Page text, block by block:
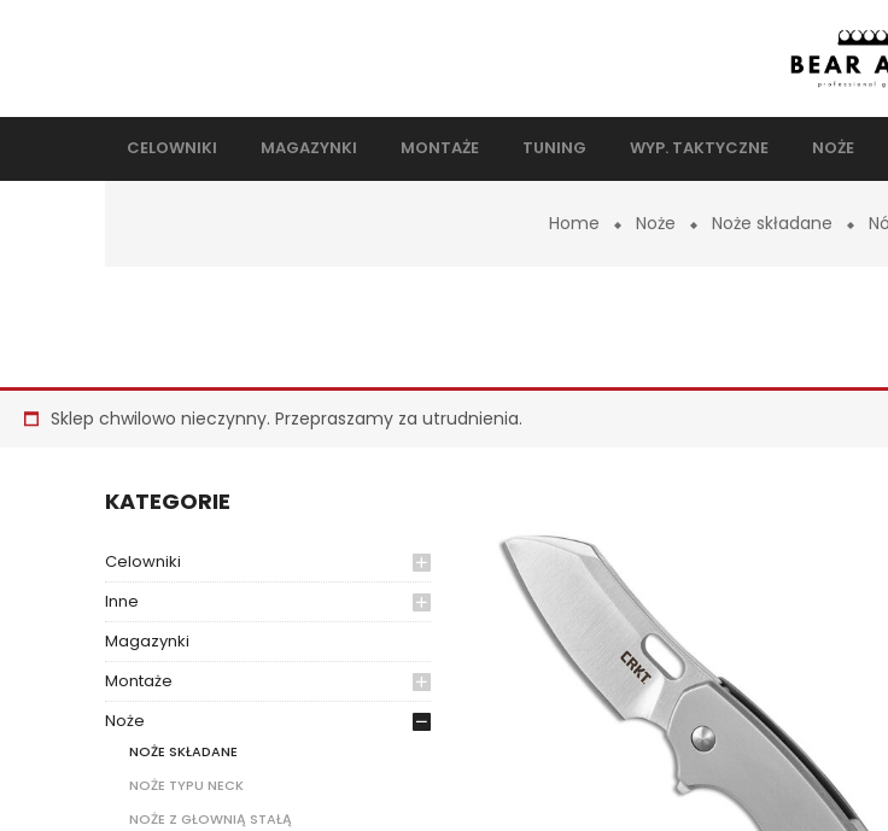
CELOWNIKI MAGAZYNKI MONTAŻE TUNING WYP. TAKTYCZNE NOŻE
Home Noże Noże składane
Sklep chwilowo nieczynny. Przepraszamy za utrudnienia.
KATEGORIE
Celowniki
Inne
Magazynki
Montaże
Noże
NOŻE SKŁADANE
NOŻE TYPU NECK
NOŻE Z GŁOWNIĄ STAŁĄ